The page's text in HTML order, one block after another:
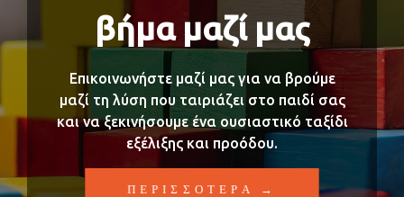
βήμα μαζί μας
Επικοινωνήστε μαζί μας για να βρούμε
μαζί τη λύση που ταιριάζει στο παιδί σας
και να ξεκινήσουμε ένα ουσιαστικό ταξίδι
εξέλιξης και προόδου.
ΠΕΡΙΣΣΟΤΕΡΑ →